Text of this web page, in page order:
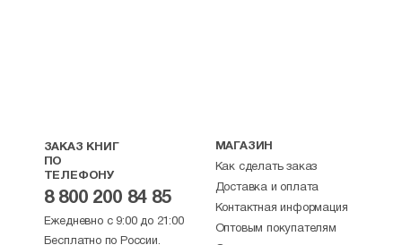
ЗАКАЗ КНИГ
ПО
ТЕЛЕФОНУ
8 800 200 84 85
Ежедневно с 9:00 до 21:00
Бесплатно по России.
МАГАЗИН
Как сделать заказ
Доставка и оплата
Контактная информация
Оптовым покупателям